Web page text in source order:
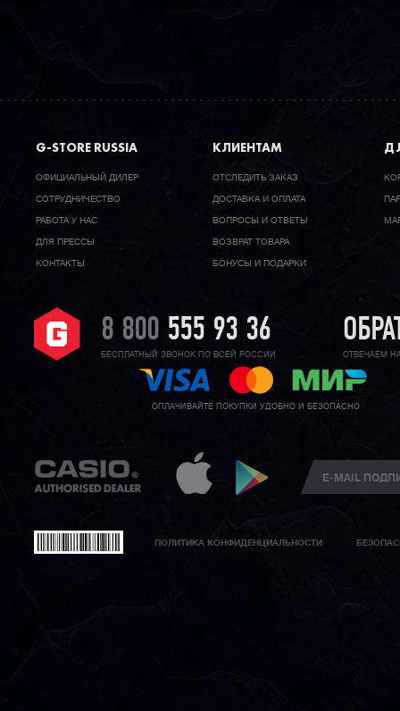
G-STORE RUSSIA
ОФИЦИАЛЬНЫЙ ДИЛЕР
CОТРУДНИЧЕСТВО
РАБОТА У НАС
ДЛЯ ПРЕССЫ
КОНТАКТЫ
КЛИЕНТАМ
ОТСЛЕДИТЬ ЗАКАЗ
ДОСТАВКА И ОПЛАТА
ВОПРОСЫ И ОТВЕТЫ
ВОЗВРАТ ТОВАРА
БОНУСЫ И ПОДАРКИ
8 800 555 93 36
БЕСПЛАТНЫЙ ЗВОНОК ПО ВСЕЙ РОССИИ ОТВЕЧАЕМ
ОПЛАЧИВАЙТЕ ПОКУПКИ УДОБНО И БЕЗОПАСНО
ПОЛИТИКА КОНФИДЕНЦИАЛЬНОСТИ